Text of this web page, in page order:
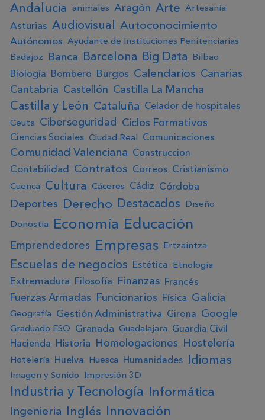
Andalucia animales Aragón Arte Artesanía
Asturias Audiovisual Autoconocimiento
Autónomos Ayudante de Instituciones Penitenciarias
Badajoz
Banca Barcelona Big Data Bilbao
Biología Bombero Burgos Calendarios Canarias
Cantabria Castellón Castilla La Mancha
Castilla y León Cataluña Celador de hospitales
Ceuta Ciberseguridad Ciclos Formativos
Ciencias Sociales Ciudad Real Comunicaciones
Comunidad Valenciana Construccion
Contabilidad Contratos Correos Cristianismo
Cuenca Cultura Cáceres Cádiz Córdoba
Deportes Derecho Destacados Diseño
Donostia
Economía Educación
Emprendedores Empresas Ertzaintza
Escuelas de negocios Estética Etnología
Extremadura Filosofía Finanzas Francés
Fuerzas Armadas Funcionarios Física Galicia
Geografía Gestión Administrativa Girona Google
Graduado ESO Granada Guadalajara Guardia Civil
Hacienda Historia Homologaciones Hostelería
Hotelería Huelva Huesca Humanidades Idiomas
Imagen y Sonido Impresión 3D
Industria y Tecnología Informática
Ingenieria Inglés Innovación